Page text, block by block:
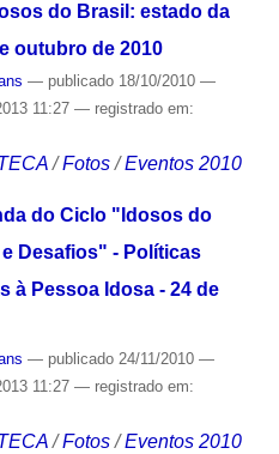
do Brasil: estado da
outubro de 2010
— publicado18/10/2010 —
11:27 — registrado em:
/Fotos /Eventos 2010
do Ciclo "Idosos do
Desafios" - Políticas
à Pessoa Idosa - 24 de
— publicado24/11/2010 —
11:27 — registrado em:
/Fotos /Eventos 2010